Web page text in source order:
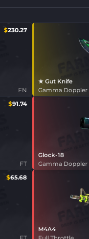
$230.27
FN
★ Gut Knife
Gamma Doppler
$91.74
FT
Glock-18
Gamma Doppler
$65.68
M4A4